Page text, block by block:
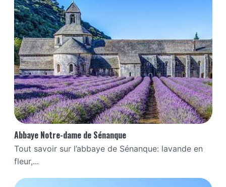
Abbaye Notre-dame de Sénanque
Tout savoir sur l’abbaye de Sénanque: lavande en
fleur,...